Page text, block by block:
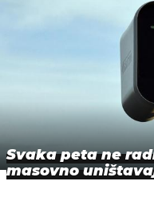
Svaka peta ne
masovno